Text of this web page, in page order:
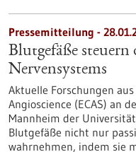
Pressemitteilung -
Blutgefäße
Nervensystems
Aktuelle Forschungen
Angioscience (ECAS) an
Mannheim der
Blutgefäße nicht nur
wahrnehmen, indem sie